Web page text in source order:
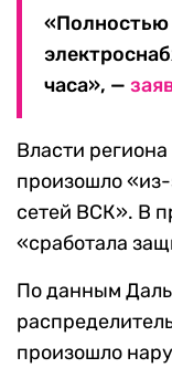
«Полностью
часа», —
Власти региона
произошло
сетей ВСК». В
«сработала
По данным
произошло